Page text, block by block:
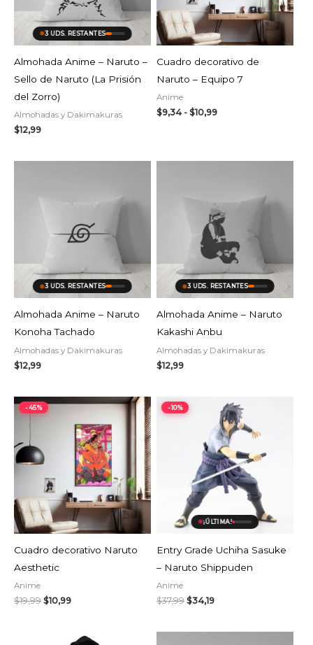
3 UDS. RESTANTES
Almohada Anime – Naruto –
Sello de Naruto (La Prisión
del Zorro)
Almohadas y Dakimakuras
$12,99
AGOTADO
Cuadro decorativo de
Naruto – Equipo 7
Anime
$9,34 - $10,99
3 UDS. RESTANTES
Almohada Anime – Naruto
Konoha Tachado
Almohadas y Dakimakuras
$12,99
3 UDS. RESTANTES
Almohada Anime – Naruto
Kakashi Anbu
Almohadas y Dakimakuras
$12,99
-45%
AGOTADO
Cuadro decorativo Naruto
Aesthetic
Anime
$19,99
El
precio
original
$10,99
actual
es:
$10,99.
-10%
¡ÚLTIMA!
Entry Grade Uchiha Sasuke
– Naruto Shippuden
Anime
$37,99
El
precio
original
$37,99.
$34,19
precio
actual
es:
$34,19.